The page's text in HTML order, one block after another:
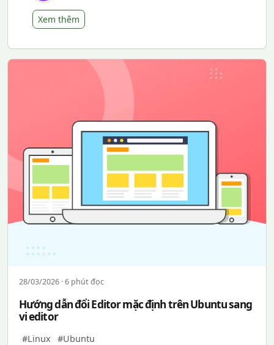
Xem thêm
28/03/2026 · 6 phút đọc
Hướng dẫn đổi Editor mặc định trên Ubuntu sang
vi editor
#Linux #Ubuntu